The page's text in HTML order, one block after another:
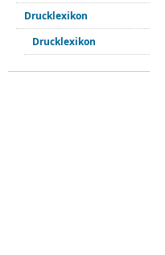
Drucklexikon
Drucklexikon